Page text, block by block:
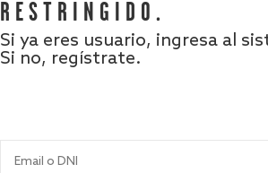
RESTRINGIDO.
Si ya eres usuario, ingresa al
Si no, regístrate.